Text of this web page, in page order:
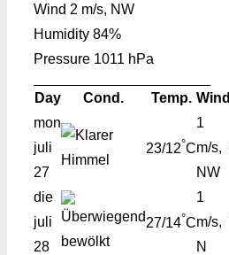
Wind 2 m/s, NW
Humidity 84%
Pressure 1011 hPa
Day Cond. Temp. Wind
mon
juli
27
23/12°C
1
m/s,
NW
die
juli
28
27/14°C
1
m/s,
N